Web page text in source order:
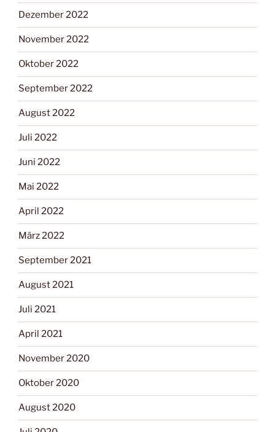
Dezember 2022
November 2022
Oktober 2022
September 2022
August 2022
Juli 2022
Juni 2022
Mai 2022
April 2022
März 2022
September 2021
August 2021
Juli 2021
April 2021
November 2020
Oktober 2020
August 2020